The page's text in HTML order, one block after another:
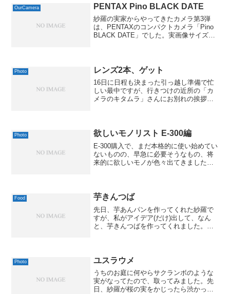
りも強いのでしょうね。奥...
OurCamera PENTAX Pino BLACK DATE
紗羅の実家からやってきたカメラ第3弾
は、PENTAXのコンパクトカメラ「Pino
BLACK DATE」でした。実画像サイズ
Photo レンズ2本、ゲット
16日に日程も決まった引っ越し準備で忙
しい最中ですが、行きつけの近所の「カ
メラのキタムラ」さんにお別れの挨拶が
ーサーズ用のシグマの...
Photo 欲しいモノリスト E-300編
E-300購入で、まだ本格的に使い始めてい
ないものの、早急に必要そうなもの、将
来的に欲しいモノが色々出てきました。
ングこれまでN...
Food 芋きんつば
先日、芋あんパンを作ってくれた紗羅で
すが、私がアイデア(だけ)出して、なん
と、芋きんつばを作ってくれました。芋
な...
Photo ユスラウメ
うちのお庭に何やらサクランボのような
実がなってたので、取ってみました。先
日、紗羅が桜の実をかじったら渋かった